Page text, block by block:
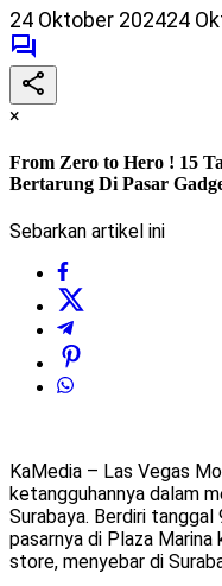
24 Oktober 202424
×
From Zero to Hero ! 15
Bertarung Di Pasar
Sebarkan artikel ini
KaMedia – Las Vegas
ketangguhannya dalam
Surabaya. Berdiri
pasarnya di Plaza
store, menyebar di